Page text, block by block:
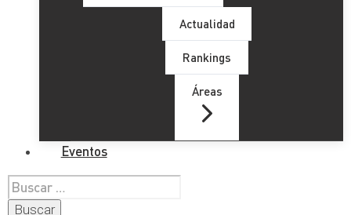
Actualidad
Rankings
Áreas
Eventos
Buscar: